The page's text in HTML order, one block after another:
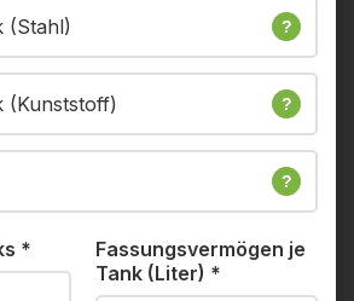
(Stahl) ?
(Kunststoff) ?
?
*
Fassungsvermögen je
Tank (Liter) *